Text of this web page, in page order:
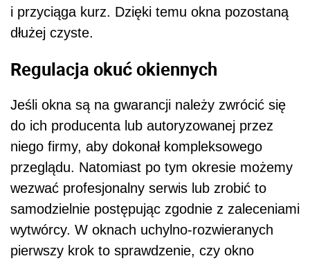
i przyciąga kurz. Dzięki temu okna pozostaną
dłużej czyste.
Regulacja okuć okiennych
Jeśli okna są na gwarancji należy zwrócić się
do ich producenta lub autoryzowanej przez
niego firmy, aby dokonał kompleksowego
przeglądu. Natomiast po tym okresie możemy
wezwać profesjonalny serwis lub zrobić to
samodzielnie postępując zgodnie z zaleceniami
wytwórcy. W oknach uchylno-rozwieranych
pierwszy krok to sprawdzenie, czy okno